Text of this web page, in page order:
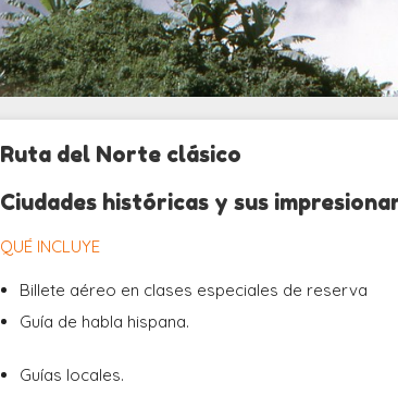
Ruta del Norte clásico
Ciudades históricas y sus
QUÉ INCLUYE
Billete aéreo en clases especiales de reserva
Guía de habla hispana.
Guías locales.